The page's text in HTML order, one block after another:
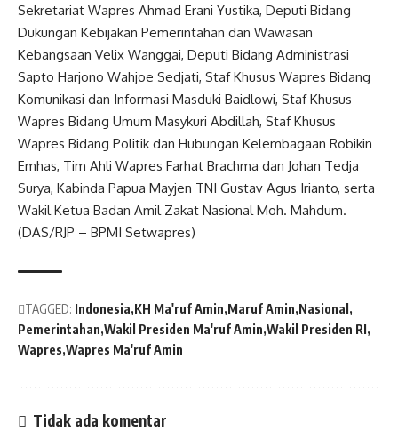
Sekretariat Wapres Ahmad Erani Yustika, Deputi Bidang
Dukungan Kebijakan Pemerintahan dan Wawasan
Kebangsaan Velix Wanggai, Deputi Bidang Administrasi
Sapto Harjono Wahjoe Sedjati, Staf Khusus Wapres Bidang
Komunikasi dan Informasi Masduki Baidlowi, Staf Khusus
Wapres Bidang Umum Masykuri Abdillah, Staf Khusus
Wapres Bidang Politik dan Hubungan Kelembagaan Robikin
Emhas, Tim Ahli Wapres Farhat Brachma dan Johan Tedja
Surya, Kabinda Papua Mayjen TNI Gustav Agus Irianto, serta
Wakil Ketua Badan Amil Zakat Nasional Moh. Mahdum.
(DAS/RJP – BPMI Setwapres)
TAGGED: Indonesia KH Ma'ruf Amin Maruf Amin Nasional
Pemerintahan Wakil Presiden Ma'ruf Amin Wakil Presiden RI
Wapres Wapres Ma'ruf Amin
Tidak ada komentar